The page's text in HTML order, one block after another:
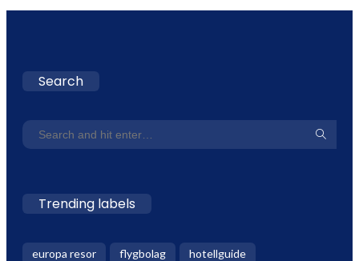
Search
Trending labels
europa resor flygbolag
hotellguide